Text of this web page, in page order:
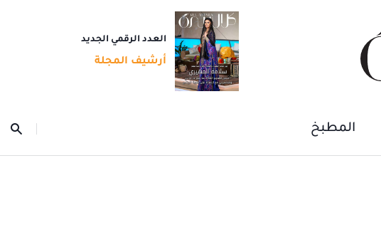
العدد الرقمي الجديد
أرشيف المجلة
المطبخ